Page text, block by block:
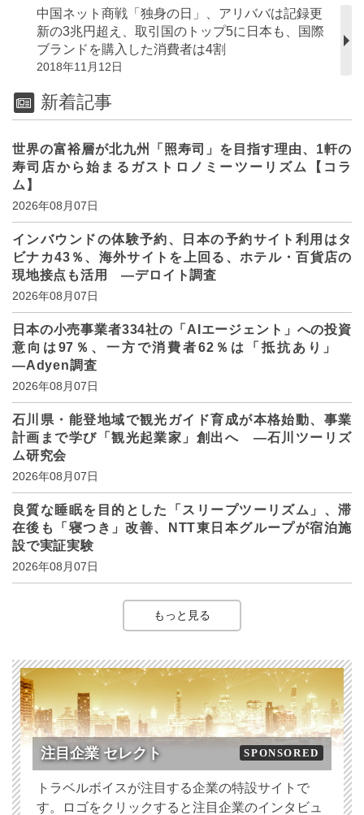
中国ネット商戦「独身の日」、アリババは記録更
新の3兆円超え、取引国のトップ5に日本も、国際
ブランドを購入した消費者は4割
2018年11月12日
新着記事
世界の富裕層が北九州「照寿司」を目指す理由、1軒の
寿司店から始まるガストロノミーツーリズム【コラ
ム】
2026年08月07日
インバウンドの体験予約、日本の予約サイト利用はタ
ビナカ43％、海外サイトを上回る、ホテル・百貨店の
現地接点も活用 ―デロイト調査
2026年08月07日
日本の小売事業者334社の「AIエージェント」への投資
意向は97％、一方で消費者62％は「抵抗あり」
―Adyen調査
2026年08月07日
石川県・能登地域で観光ガイド育成が本格始動、事業
計画まで学び「観光起業家」創出へ ―石川ツーリズ
ム研究会
2026年08月07日
良質な睡眠を目的とした「スリープツーリズム」、滞
在後も「寝つき」改善、NTT東日本グループが宿泊施
設で実証実験
2026年08月07日
もっと見る
注目企業 セレクト SPONSORED
トラベルボイスが注目する企業の特設サイトで
す。ロゴをクリックすると注目企業のインタビュ